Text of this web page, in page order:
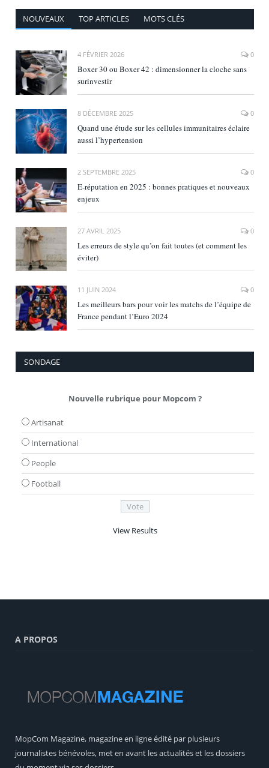
NOUVEAUX TOP ARTICLES MOTS CLÉS
4 FÉVRIER 2026 0
Boxer 30 ou Boxer 42 : dimensionner la cloche sans
surinvestir
8 DÉCEMBRE 2025 0
Quand une étude sur les cellules immunitaires éclaire
aussi l’hypertension
2 SEPTEMBRE 2025 0
E‑réputation en 2025 : bonnes pratiques et nouveaux
enjeux
27 AVRIL 2025 0
Les erreurs de style qu’on fait toutes (et comment les
éviter)
11 JUIN 2024 0
Les meilleurs bars pour voir les matchs de l’équipe de
France pendant l’Euro 2024
SONDAGE
Nouvelle rubrique pour Mopcom ?
Artisanat
International
People
Football
View Results
A PROPOS
MopCom Magazine, magazine en ligne édité par plusieurs
journalistes bénévoles, met en avant les actualités et les dossiers